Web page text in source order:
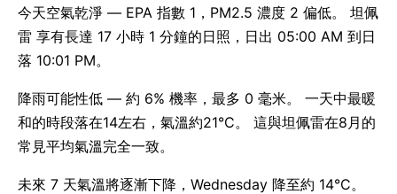
今天空氣乾淨 — EPA 指數 1，PM2.5 濃度 2 偏低。 坦佩
雷 享有長達 17 小時 1 分鐘的日照，日出 05:00 AM 到日
落 10:01 PM。
降雨可能性低 — 約 6% 機率，最多 0 毫米。 一天中最暖
和的時段落在14左右，氣溫約21°C。 這與坦佩雷在8月的
常見平均氣溫完全一致。
未來 7 天氣溫將逐漸下降，Wednesday 降至約 14°C。